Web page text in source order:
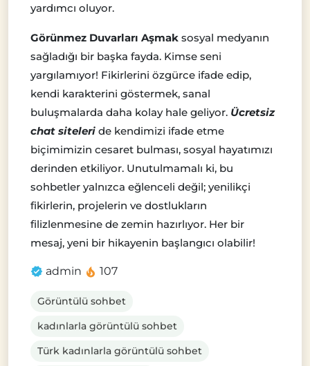
yardımcı oluyor.
Görünmez Duvarları Aşmak sosyal medyanın
sağladığı bir başka fayda. Kimse seni
yargılamıyor! Fikirlerini özgürce ifade edip,
kendi karakterini göstermek, sanal
buluşmalarda daha kolay hale geliyor. Ücretsiz
chat siteleri de kendimizi ifade etme
biçimimizin cesaret bulması, sosyal hayatımızı
derinden etkiliyor. Unutulmamalı ki, bu
sohbetler yalnızca eğlenceli değil; yenilikçi
fikirlerin, projelerin ve dostlukların
filizlenmesine de zemin hazırlıyor. Her bir
mesaj, yeni bir hikayenin başlangıcı olabilir!
admin 107
Görüntülü sohbet
kadınlarla görüntülü sohbet
Türk kadınlarla görüntülü sohbet